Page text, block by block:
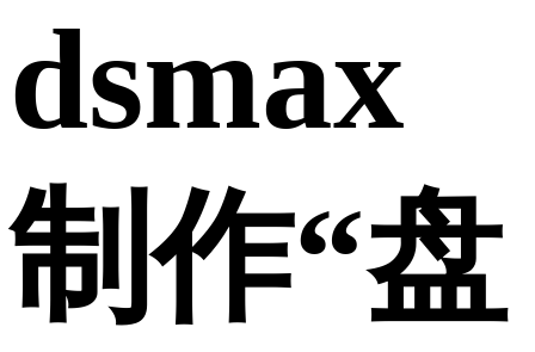
dsmax
制作“盘